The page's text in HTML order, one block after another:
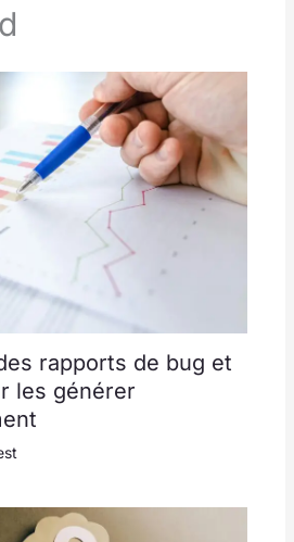
rapports de bug et
les générer